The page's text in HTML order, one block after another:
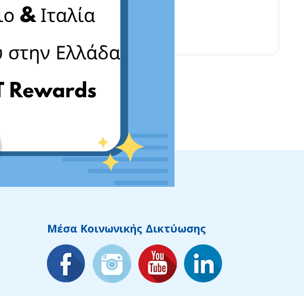
newegg
Μέσα Κοινωνικής Δικτύωσης